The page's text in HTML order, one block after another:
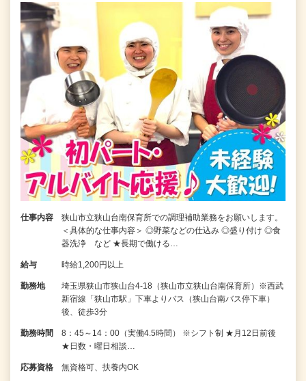
仕事内容
狭山市立狭山台南保育所での調理補助業務をお願いします。
＜具体的な仕事内容＞ ◎野菜などの仕込み ◎盛り付け ◎食
器洗浄 など ★長期で働ける…
給与 時給1,200円以上
勤務地
埼玉県狭山市狭山台4-18（狭山市立狭山台南保育所）※西武
新宿線「狭山市駅」下車よりバス（狭山台南バス停下車）
後、徒歩3分
勤務時間
8：45～14：00（実働4.5時間） ※シフト制 ★月12日前後
★日数・曜日相談…
応募資格 無資格可、扶養内OK